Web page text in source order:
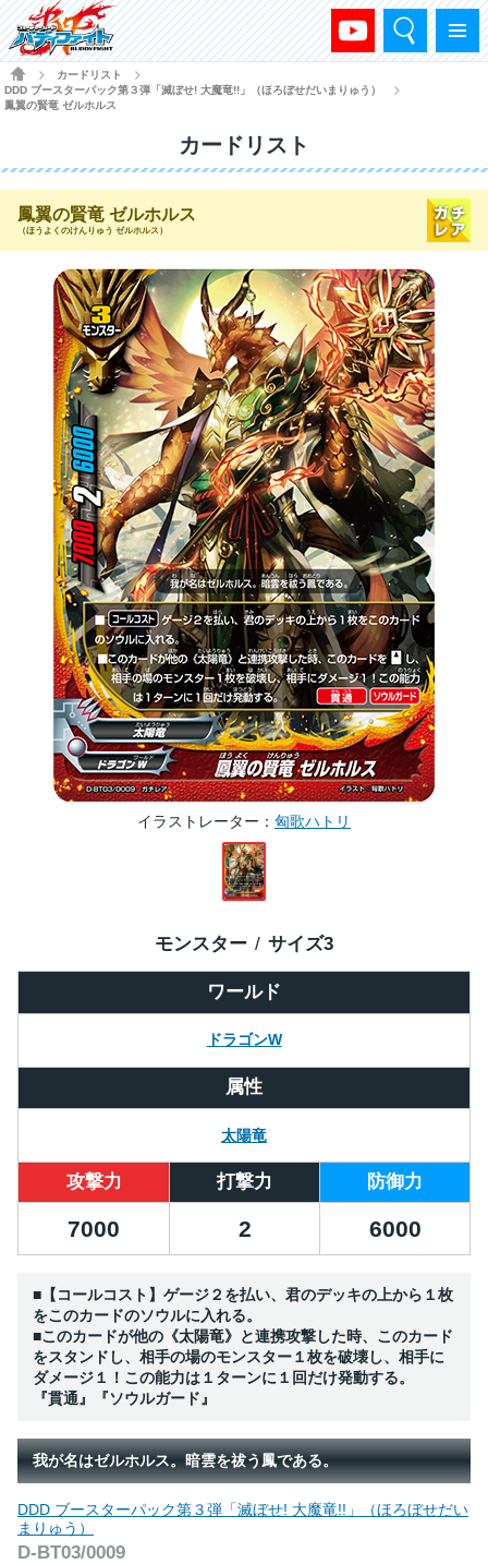
メニュー
検索
HOME
カードリスト
DDD ブースターパック第３弾「滅ぼせ! 大魔竜!!」（ほろぼせだいまりゅう）
鳳翼の賢竜 ゼルホルス
カードリスト
鳳翼の賢竜 ゼルホルス
（ほうよくのけんりゅう ゼルホルス）
イラストレーター 匈歌ハトリ
ワールド
ドラゴンW
モンスター サイズ3
属性
太陽竜
攻撃力 打撃力 防御力
7000 2 6000
■【コールコスト】ゲージ２を払い、君のデッキの上から１枚
をこのカードのソウルに入れる。
■このカードが他の《太陽竜》と連携攻撃した時、このカード
をスタンドし、相手の場のモンスター１枚を破壊し、相手に
ダメージ１！この能力は１ターンに１回だけ発動する。
『貫通』『ソウルガード』
我が名はゼルホルス。暗雲を祓う鳳である。
DDD ブースターパック第３弾「滅ぼせ! 大魔竜!!」（ほろぼせだい
まりゅう）
D-BT03/0009